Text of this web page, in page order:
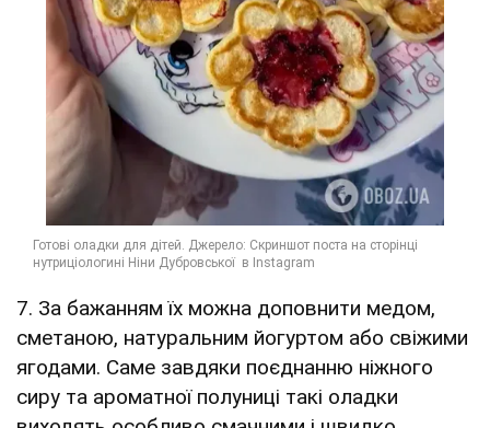
7. За бажанням їх можна доповнити медом,
сметаною, натуральним йогуртом або свіжими
ягодами. Саме завдяки поєднанню ніжного
сиру та ароматної полуниці такі оладки